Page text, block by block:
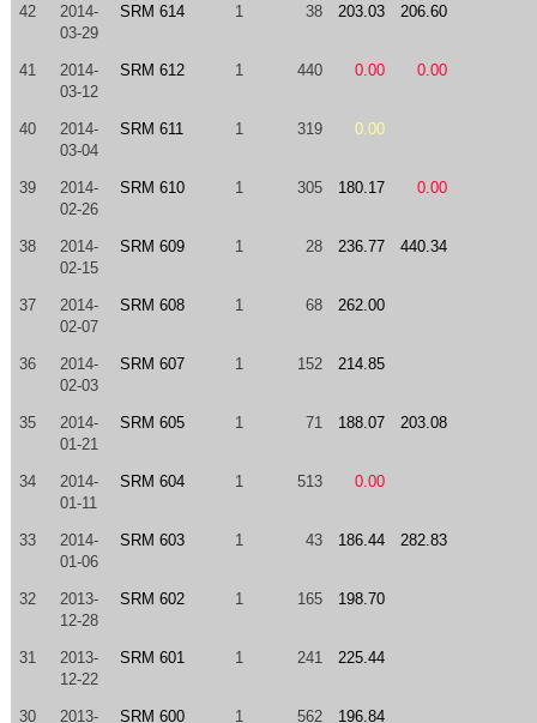
42
2014-
03-29
SRM 614 1 38 203.03 206.60
41
2014-
03-12
SRM 612 1 440 0.00 0.00
40
2014-
03-04
SRM 611 1 319 0.00
39
2014-
02-26
SRM 610 1 305 180.17 0.00
38
2014-
02-15
SRM 609 1 28 236.77 440.34
37
2014-
02-07
SRM 608 1 68 262.00
36
2014-
02-03
SRM 607 1 152 214.85
35
2014-
01-21
SRM 605 1 71 188.07 203.08
34
2014-
01-11
SRM 604 1 513 0.00
33
2014-
01-06
SRM 603 1 43 186.44 282.83
32
2013-
12-28
SRM 602 1 165 198.70
31
2013-
12-22
SRM 601 1 241 225.44
30
2013-
SRM 600 1 562 196.84